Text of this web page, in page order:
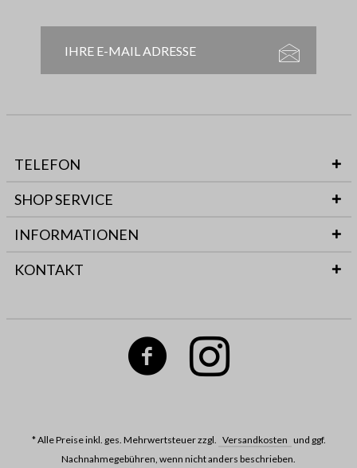
TELEFON
SHOP SERVICE
INFORMATIONEN
KONTAKT
* Alle Preise inkl. ges. Mehrwertsteuer zzgl. Versandkosten und ggf.
Nachnahmegebühren, wenn nicht anders beschrieben.